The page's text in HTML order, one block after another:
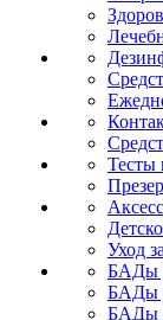
Тесты
Уход
БАДы
БАДы
БАДы